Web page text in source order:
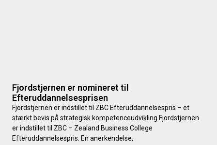
Fjordstjernen er nomineret til
Efteruddannelsesprisen
Fjordstjernen er indstillet til ZBC Efteruddannelsespris – et
stærkt bevis på strategisk kompetenceudvikling Fjordstjernen
er indstillet til ZBC – Zealand Business College
Efteruddannelsespris. En anerkendelse,